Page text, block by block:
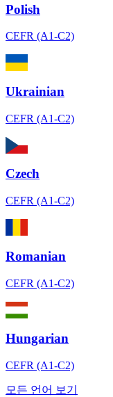
Polish
CEFR (A1-C2)
Ukrainian
CEFR (A1-C2)
Czech
CEFR (A1-C2)
Romanian
CEFR (A1-C2)
Hungarian
CEFR (A1-C2)
모든 언어 보기